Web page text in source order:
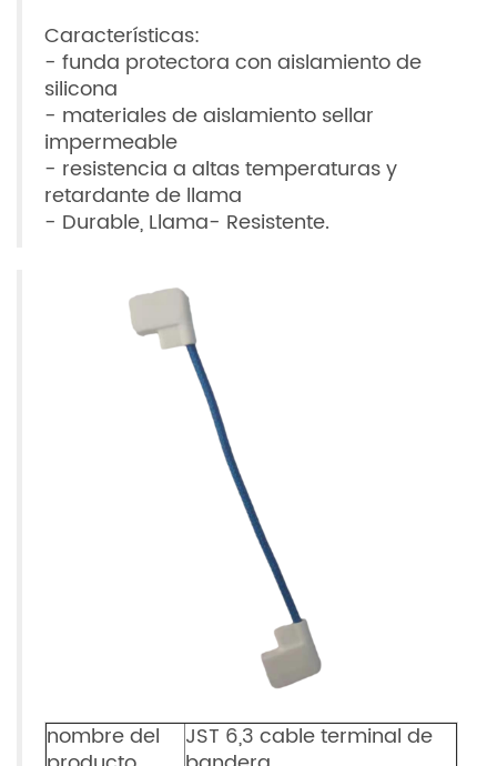
Características:
- funda protectora con aislamiento de
silicona
- materiales de aislamiento sellar
impermeable
- resistencia a altas temperaturas y
retardante de llama
- Durable, Llama- Resistente.
nombre del
JST 6,3 cable terminal de